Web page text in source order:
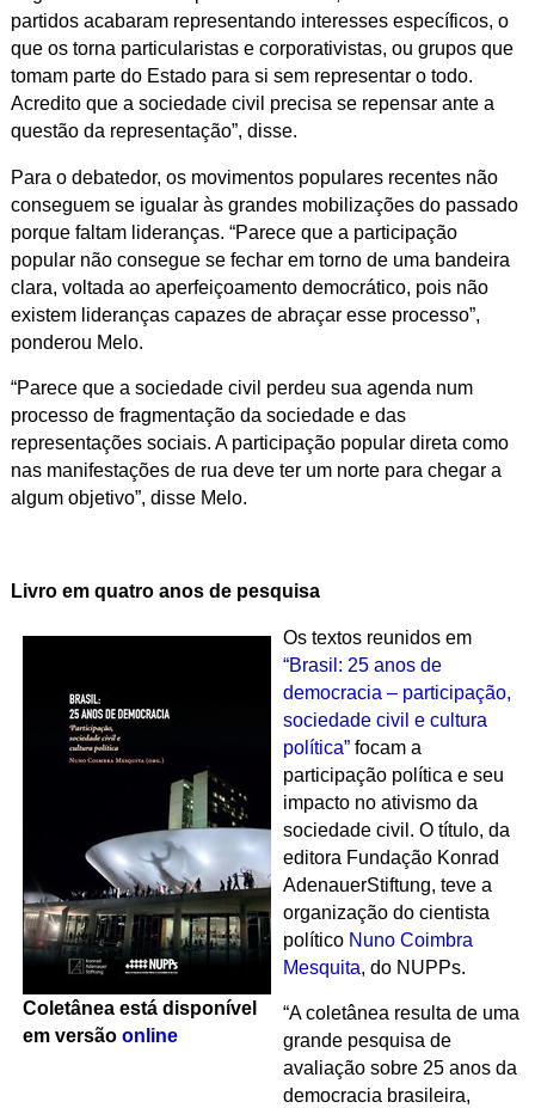
partidos acabaram representando interesses específicos, o
que os torna particularistas e corporativistas, ou grupos que
tomam parte do Estado para si sem representar o todo.
Acredito que a sociedade civil precisa se repensar ante a
questão da representação”, disse.
Para o debatedor, os movimentos populares recentes não
conseguem se igualar às grandes mobilizações do passado
porque faltam lideranças. “Parece que a participação
popular não consegue se fechar em torno de uma bandeira
clara, voltada ao aperfeiçoamento democrático, pois não
existem lideranças capazes de abraçar esse processo”,
ponderou Melo.
“Parece que a sociedade civil perdeu sua agenda num
processo de fragmentação da sociedade e das
representações sociais. A participação popular direta como
nas manifestações de rua deve ter um norte para chegar a
algum objetivo”, disse Melo.
Livro em quatro anos de pesquisa
Coletânea está disponível
em versão online
Os textos reunidos em
“Brasil: 25 anos de
democracia – participação,
sociedade civil e cultura
política”focam a
participação política e seu
impacto no ativismo da
sociedade civil. O título, da
editora Fundação Konrad
AdenauerStiftung, teve a
organização do cientista
político Nuno Coimbra
Mesquita, do NUPPs.
“A coletânea resulta de uma
grande pesquisa de
avaliação sobre 25 anos da
democracia brasileira,